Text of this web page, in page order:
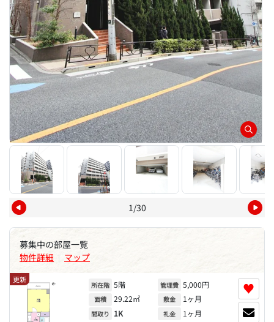
1/30
募集中の部屋一覧
物件詳細 | マップ
更新
所在階 5階
面積 29.22㎡
間取り 1K
管理費 5,000円
敷金 1ヶ月
礼金 1ヶ月
♥